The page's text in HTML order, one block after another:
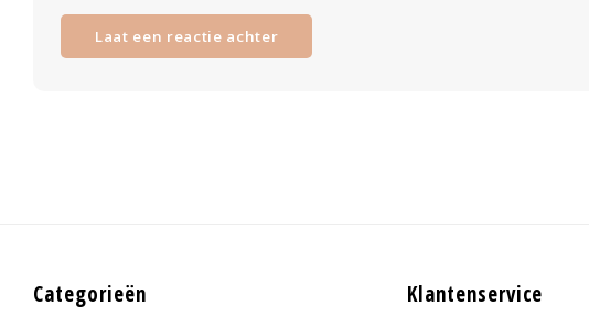
Laat een reactie achter
Categorieën Klantenservice